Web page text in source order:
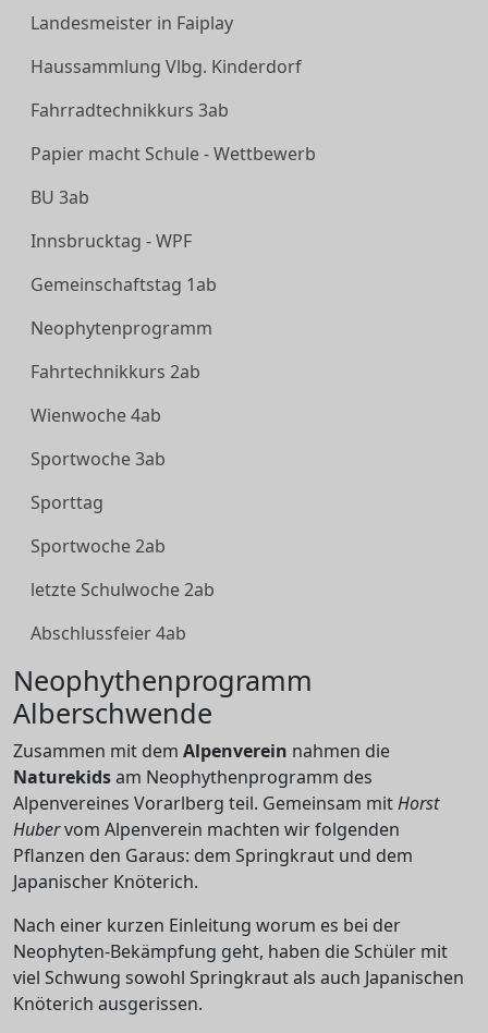
Landesmeister in Faiplay
Haussammlung Vlbg. Kinderdorf
Fahrradtechnikkurs 3ab
Papier macht Schule - Wettbewerb
BU 3ab
Innsbrucktag - WPF
Gemeinschaftstag 1ab
Neophytenprogramm
Fahrtechnikkurs 2ab
Wienwoche 4ab
Sportwoche 3ab
Sporttag
Sportwoche 2ab
letzte Schulwoche 2ab
Abschlussfeier 4ab
Neophythenprogramm
Alberschwende
Zusammen mit dem Alpenverein nahmen die
Naturekidsam Neophythenprogramm des
Alpenvereines Vorarlberg teil. Gemeinsam mitHorst
Hubervom Alpenverein machten wir folgenden
Pflanzen den Garaus: dem Springkraut und dem
Japanischer Knöterich.
Nach einer kurzen Einleitung worum es bei der
Neophyten-Bekämpfung geht, haben die Schüler mit
viel Schwung sowohl Springkraut als auch Japanischen
Knöterich ausgerissen.